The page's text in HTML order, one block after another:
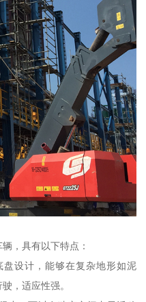
，具有以下特点：
设计，能够在复杂地形如泥
，适应性强。